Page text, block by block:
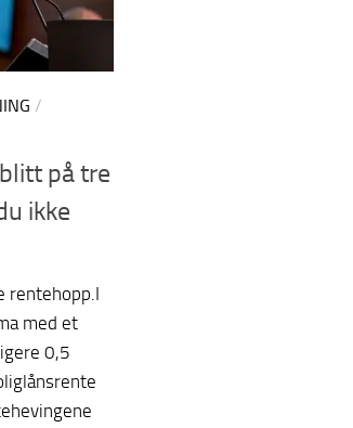
/
på tre
ikke
rentehopp.I
med et
0,5